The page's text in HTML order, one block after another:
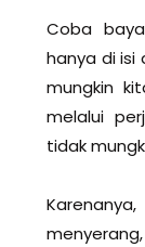
Coba
hanya di isi
mungkin
melalui
tidak